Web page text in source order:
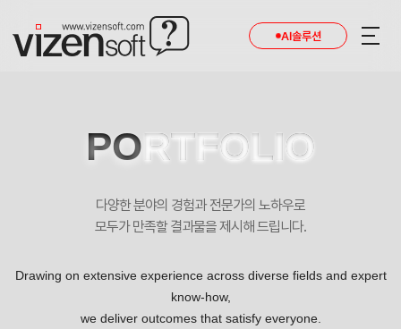
AI솔루션
PORTFOLIO
다양한 분야의 경험과 전문가의 노하우로
모두가 만족할 결과물을 제시해 드립니다.
Drawing on extensive experience across diverse fields and expert
know-how,
we deliver outcomes that satisfy everyone.